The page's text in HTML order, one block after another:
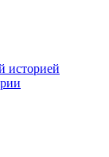
историей